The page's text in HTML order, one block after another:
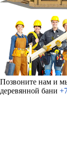
Позвоните нам и
деревянной бани